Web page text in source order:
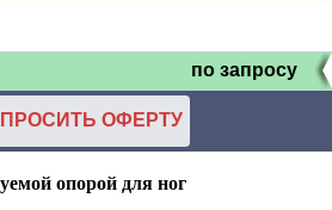
по запросу
ОФЕРТУ
опорой для ног